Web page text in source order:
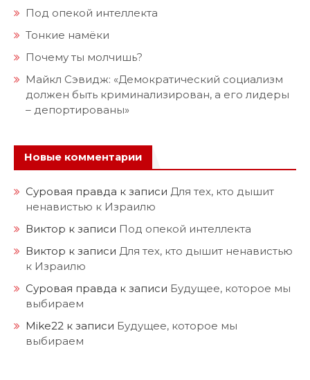
Под опекой интеллекта
Тонкие намёки
Почему ты молчишь?
Майкл Сэвидж: «Демократический социализм
должен быть криминализирован, а его лидеры
– депортированы»
Новые комментарии
Суровая правда к записи Для тех, кто дышит
ненавистью к Израилю
Виктор к записи Под опекой интеллекта
Виктор к записи Для тех, кто дышит ненавистью
к Израилю
Суровая правда к записи Будущее, которое мы
выбираем
Mike22 к записи Будущее, которое мы
выбираем